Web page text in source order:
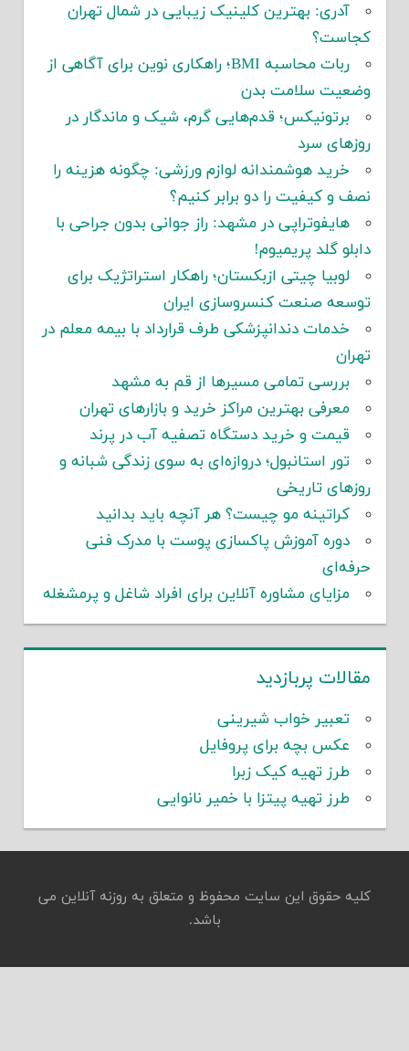
آدری: بهترین کلینیک زیبایی در شمال تهران
کجاست؟
ربات محاسبه BMI؛ راهکاری نوین برای آگاهی از
وضعیت سلامت بدن
برتونیکس؛ قدم‌هایی گرم، شیک و ماندگار در
روزهای سرد
خرید هوشمندانه لوازم ورزشی: چگونه هزینه را
نصف و کیفیت را دو برابر کنیم؟
هایفوتراپی در مشهد: راز جوانی بدون جراحی با
دابلو گلد پریمیوم!
لوبیا چیتی ازبکستان؛ راهکار استراتژیک برای
توسعه صنعت کنسروسازی ایران
خدمات دندانپزشکی طرف قرارداد با بیمه معلم در
تهران
بررسی تمامی مسیرها از قم به مشهد
معرفی بهترین مراکز خرید و بازارهای تهران
قیمت و خرید دستگاه تصفیه آب در پرند
تور استانبول؛ دروازه‌ای به سوی زندگی شبانه و
روزهای تاریخی
کراتینه مو چیست؟ هر آنچه باید بدانید
دوره آموزش پاکسازی پوست با مدرک فنی
حرفه‌ای
مزایای مشاوره آنلاین برای افراد شاغل و پرمشغله
مقالات پربازدید
تعبیر خواب شیرینی
عکس بچه برای پروفایل
طرز تهیه کیک زبرا
طرز تهیه پیتزا با خمیر نانوایی
کلیه حقوق این سایت محفوظ و متعلق به روزنه آنلاین می
باشد.